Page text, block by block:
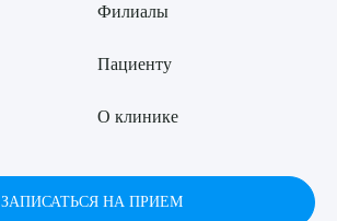
Филиалы
Пациенту
О клинике
ЗАПИСАТЬСЯ НА ПРИЕМ